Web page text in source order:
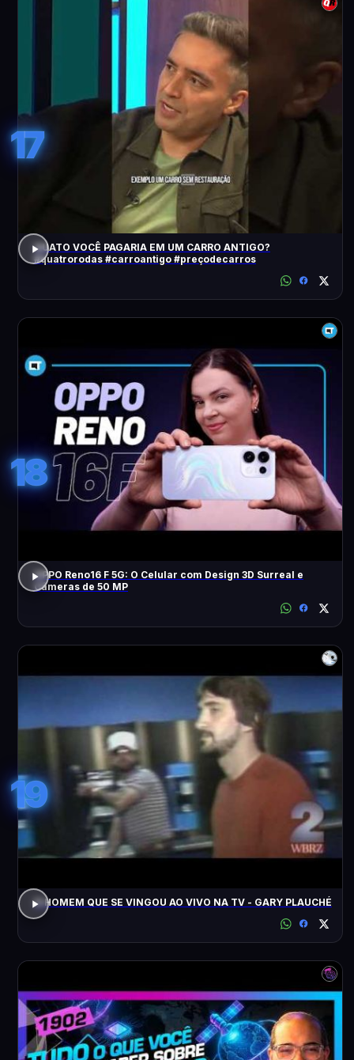
17
QUATO VOCÊ PAGARIA EM UM CARRO ANTIGO?
#quatrorodas #carroantigo #preçodecarros
18
OPPO Reno16 F 5G: O Celular com Design 3D Surreal e
Câmeras de 50 MP
19
O HOMEM QUE SE VINGOU AO VIVO NA TV - GARY PLAUCHÉ